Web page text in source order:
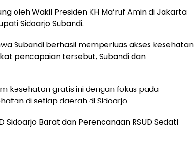
oleh Wakil Presiden KH Ma’ruf Amin di Jakarta
Sidoarjo Subandi.
Subandi berhasil memperluas akses kesehatan
pencapaian tersebut, Subandi dan
kesehatan gratis ini dengan fokus pada
di setiap daerah di Sidoarjo.
Sidoarjo Barat dan Perencanaan RSUD Sedati